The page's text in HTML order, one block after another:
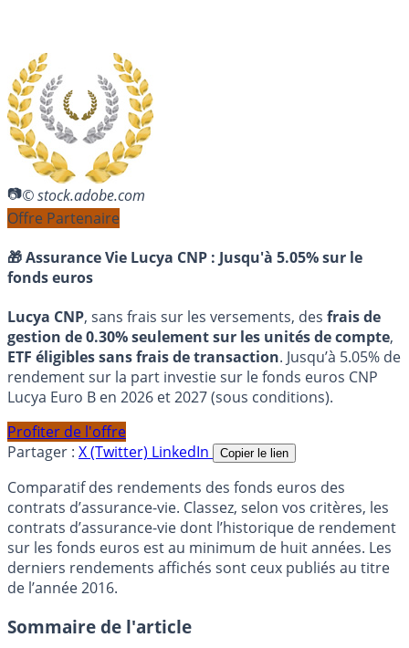
© stock.adobe.com
Offre Partenaire
🎁 Assurance Vie Lucya CNP : Jusqu'à 5.05% sur le
fonds euros
Lucya CNP, sans frais sur les versements, des frais de
gestion de 0.30% seulement sur les unités de compte,
ETF éligibles sans frais de transaction. Jusqu’à 5.05% de
rendement sur la part investie sur le fonds euros CNP
Lucya Euro B en 2026 et 2027 (sous conditions).
Profiter de l'offre
Partager : X (Twitter) LinkedIn Copier le lien
Comparatif des rendements des fonds euros des
contrats d’assurance-vie. Classez, selon vos critères, les
contrats d’assurance-vie dont l’historique de rendement
sur les fonds euros est au minimum de huit années. Les
derniers rendements affichés sont ceux publiés au titre
de l’année 2016.
Sommaire de l'article